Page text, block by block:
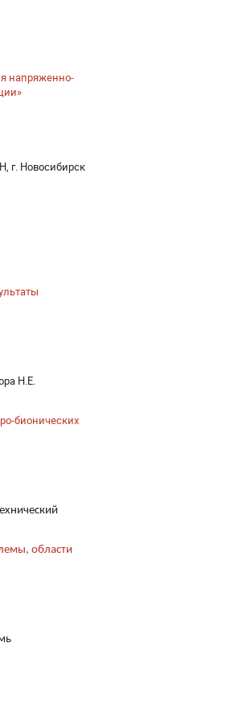
напряженно-
г. Новосибирск
Н.Е.
бионических
области